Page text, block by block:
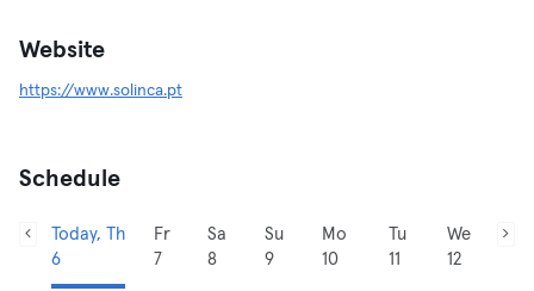
Website
https://www.solinca.pt
Schedule
Today, Th
6
Fr
7
Sa
8
Su
9
Mo
10
Tu
11
We
12